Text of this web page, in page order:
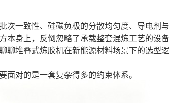
一致性、硅碳负极的分散均匀度、导电剂
身上，反倒忽略了承载整套混炼工艺的设
堆叠式炼胶机在新能源材料场景下的选型逻
对的是一套复杂得多的约束体系。